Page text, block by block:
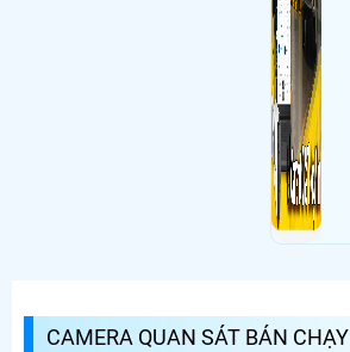
CAMERA QUAN SÁT BÁN CHẠY